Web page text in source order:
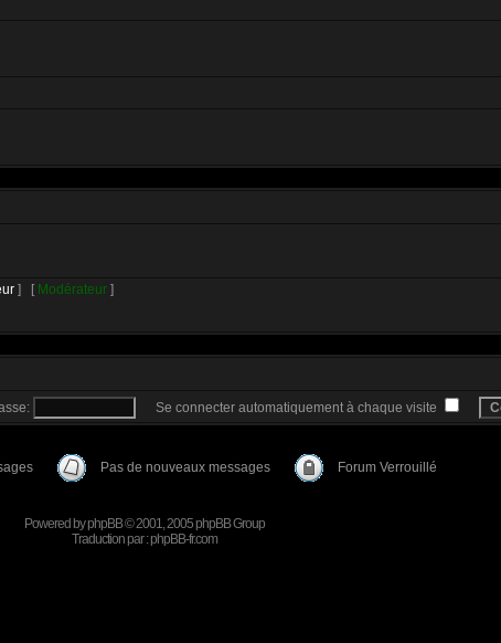
] [ Modérateur ]
Se connecter automatiquement à chaque visite
Pas de nouveaux messages Forum Verrouillé
Powered byphpBB© 2001, 2005 phpBB Group
Traduction par :phpBB-fr.com